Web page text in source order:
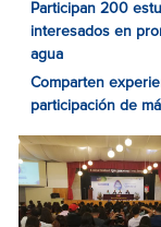
Participan 200
interesados en
agua
Comparten
participación de